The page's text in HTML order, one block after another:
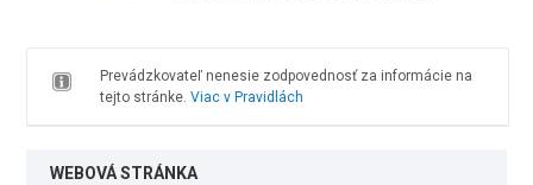
Prevádzkovateľ nenesie zodpovednosť za informácie na
tejto stránke. Viac v Pravidlách
WEBOVÁ STRÁNKA